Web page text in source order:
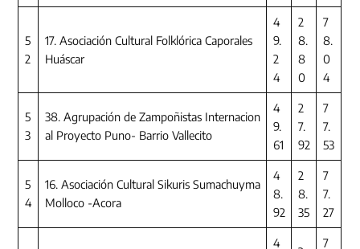
5
2
17. Asociación Cultural Folklórica Caporales
Huáscar
4
9.
2
4
2
8.
8
0
7
8.
0
4
5
3
38. Agrupación de Zampoñistas Internacion
al Proyecto Puno- Barrio Vallecito
4
9.
61
2
7.
92
7
7.
53
5
4
16. Asociación Cultural Sikuris Sumachuyma
Molloco -Acora
4
8.
92
2
8.
35
7
7.
27
4 7